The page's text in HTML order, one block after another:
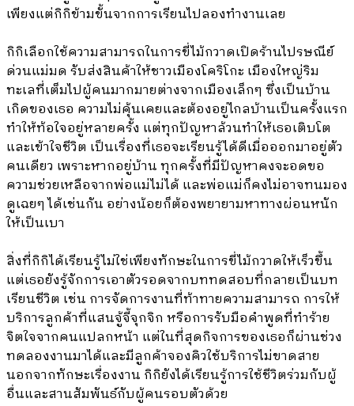
เพียงแต่กิกิข้ามขั้นจากการเรียนไปลองทำงานเลย
กิกิเลือกใช้ความสามารถในการขี่ไม้กวาดเปิดร้านไปรษณีย์
ด่วนแม่มด รับส่งสินค้าให้ชาวเมืองโคริโกะ เมืองใหญ่ริม
ทะเลที่เต็มไปผู้คนมากมายต่างจากเมืองเล็กๆ ซึ่งเป็นบ้าน
เกิดของเธอ ความไม่คุ้นเคยและต้องอยู่ไกลบ้านเป็นครั้งแรก
ทำให้ท้อใจอยู่หลายครั้ง แต่ทุกปัญหาล้วนทำให้เธอเติบโต
และเข้าใจชีวิต เป็นเรื่องที่เธอจะเรียนรู้ได้ดีเมื่อออกมาอยู่ตัว
คนเดียว เพราะหากอยู่บ้าน ทุกครั้งที่มีปัญหาคงจะอดขอ
ความช่วยเหลือจากพ่อแม่ไม่ได้ และพ่อแม่ก็คงไม่อาจทนมอง
ดูเฉยๆ ได้เช่นกัน อย่างน้อยก็ต้องพยายามหาทางผ่อนหนัก
ให้เป็นเบา
สิ่งที่กิกิได้เรียนรู้ไม่ใช่เพียงทักษะในการขี่ไม้กวาดให้เร็วขึ้น
แต่เธอยังรู้จักการเอาตัวรอดจากบททดสอบที่กลายเป็นบท
เรียนชีวิต เช่น การจัดการงานที่ท้าทายความสามารถ การให้
บริการลูกค้าที่แสนจู้จี้จุกจิก หรือการรับมือคำพูดที่ทำร้าย
จิตใจจากคนแปลกหน้า แต่ในที่สุดกิจการของเธอก็ผ่านช่วง
ทดลองงานมาได้และมีลูกค้าจองคิวใช้บริการไม่ขาดสาย
นอกจากทักษะเรื่องงาน กิกิยังได้เรียนรู้การใช้ชีวิตร่วมกับผู้
อื่นและสานสัมพันธ์กับผู้คนรอบตัวด้วย